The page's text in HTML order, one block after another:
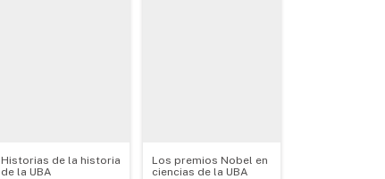
Historias de la historia
de la UBA
Los premios Nobel en
ciencias de la UBA